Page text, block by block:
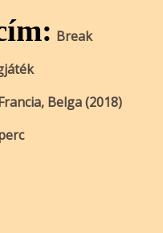
Break
Belga (2018)